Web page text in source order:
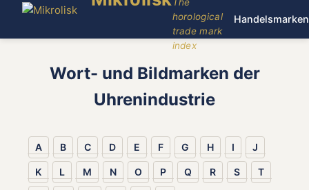
horological
trade mark
index
Handelsmarken
Wort- und Bildmarken der
Uhrenindustrie
A B C D E F G H I J
K L M N O P Q R S T